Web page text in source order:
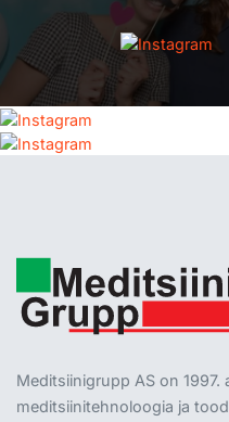
Meditsiinigrupp AS on
meditsiinitehnoloogia ja